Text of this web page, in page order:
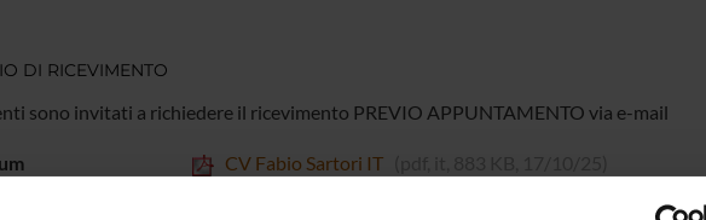
DI RICEVIMENTO
sono invitati a richiedere il ricevimento PREVIO APPUNTAMENTO via e-mail
CV Fabio Sartori IT